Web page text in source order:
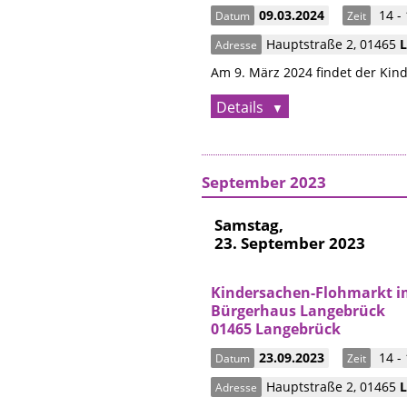
Datum 09.03.2024 Zeit 14 -
Adresse Hauptstraße 2, 01465
Am 9. März 2024 findet der
Details
September 2023
Samstag,
23. September 2023
Kindersachen-Flohmarkt
Bürgerhaus Langebrück
01465 Langebrück
Datum 23.09.2023 Zeit 14 -
Adresse Hauptstraße 2, 01465